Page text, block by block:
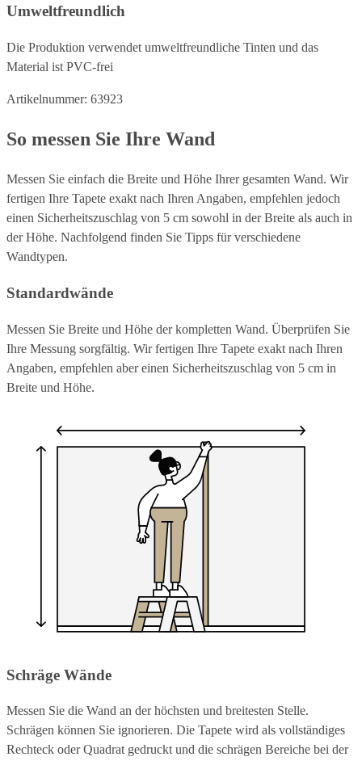
Umweltfreundlich
Die Produktion verwendet umweltfreundliche Tinten und das
Material ist PVC-frei
Artikelnummer: 63923
So messen Sie Ihre Wand
Messen Sie einfach die Breite und Höhe Ihrer gesamten Wand. Wir
fertigen Ihre Tapete exakt nach Ihren Angaben, empfehlen jedoch
einen Sicherheitszuschlag von 5 cm sowohl in der Breite als auch in
der Höhe. Nachfolgend finden Sie Tipps für verschiedene
Wandtypen.
Standardwände
Messen Sie Breite und Höhe der kompletten Wand. Überprüfen Sie
Ihre Messung sorgfältig. Wir fertigen Ihre Tapete exakt nach Ihren
Angaben, empfehlen aber einen Sicherheitszuschlag von 5 cm in
Breite und Höhe.
Schräge Wände
Messen Sie die Wand an der höchsten und breitesten Stelle.
Schrägen können Sie ignorieren. Die Tapete wird als vollständiges
Rechteck oder Quadrat gedruckt und die schrägen Bereiche bei der